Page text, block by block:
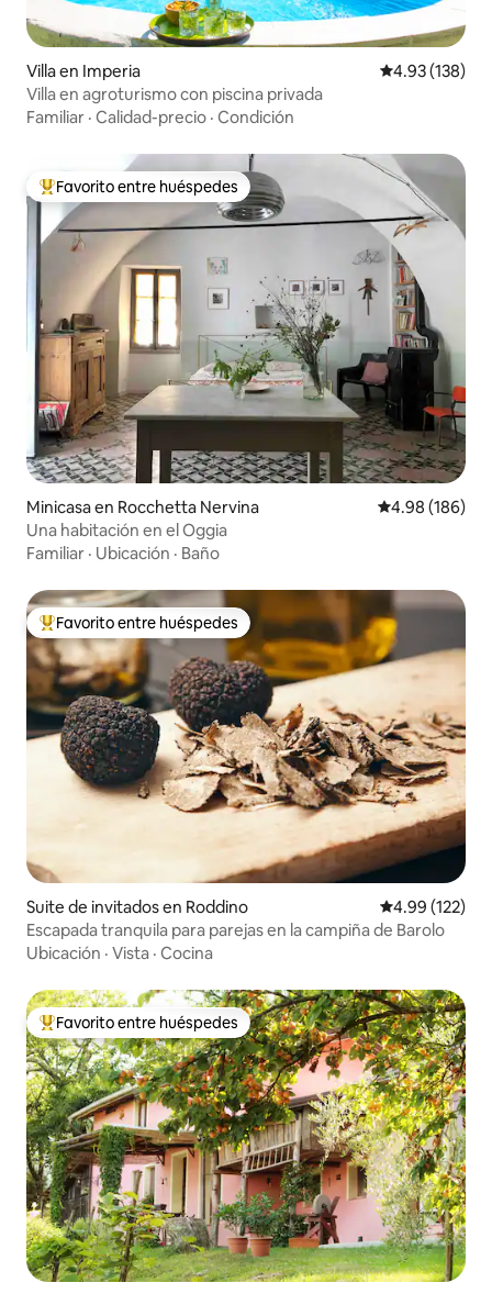
Villa en Imperia Calificación
4.93 (138)
Villa en agroturismo con piscina privada
Familiar · Calidad-precio · Condición
Favorito entre huéspedes preferido
Favorito entre huéspedes
Minicasa en Rocchetta Nervina Calificación
4.98 (186)
Una habitación en el Oggia
Familiar · Ubicación · Baño
Favorito entre huéspedes preferido
Favorito entre huéspedes
Suite de invitados en Roddino Calificación
4.99 (122)
Escapada tranquila para parejas en la campiña de Barolo
Ubicación · Vista · Cocina
Favorito entre huéspedes preferido
Favorito entre huéspedes